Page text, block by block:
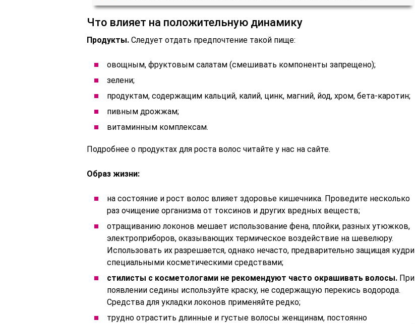
Что влияет на положительную динамику
Продукты. Следует отдать предпочтение такой пище:
овощным, фруктовым салатам (смешивать компоненты запрещено);
зелени;
продуктам, содержащим кальций, калий, цинк, магний, йод, хром, бета-каротин;
пивным дрожжам;
витаминным комплексам.
Подробнее о продуктах для роста волос читайте у нас на сайте.
Образ жизни:
на состояние и рост волос влияет здоровье кишечника. Проведите несколько
раз очищение организма от токсинов и других вредных веществ;
отращиванию локонов мешает использование фена, плойки, разных утюжков,
электроприборов, оказывающих термическое воздействие на шевелюру.
Использовать их разрешается, однако нечасто, предварительно защищая кудри
специальными косметическими средствами;
стилисты с косметологами не рекомендуют часто окрашивать волосы. При
появлении седины используйте краску, не содержащую перекись водорода.
Средства для укладки локонов применяйте редко;
трудно отрастить длинные и густые волосы женщинам, постоянно